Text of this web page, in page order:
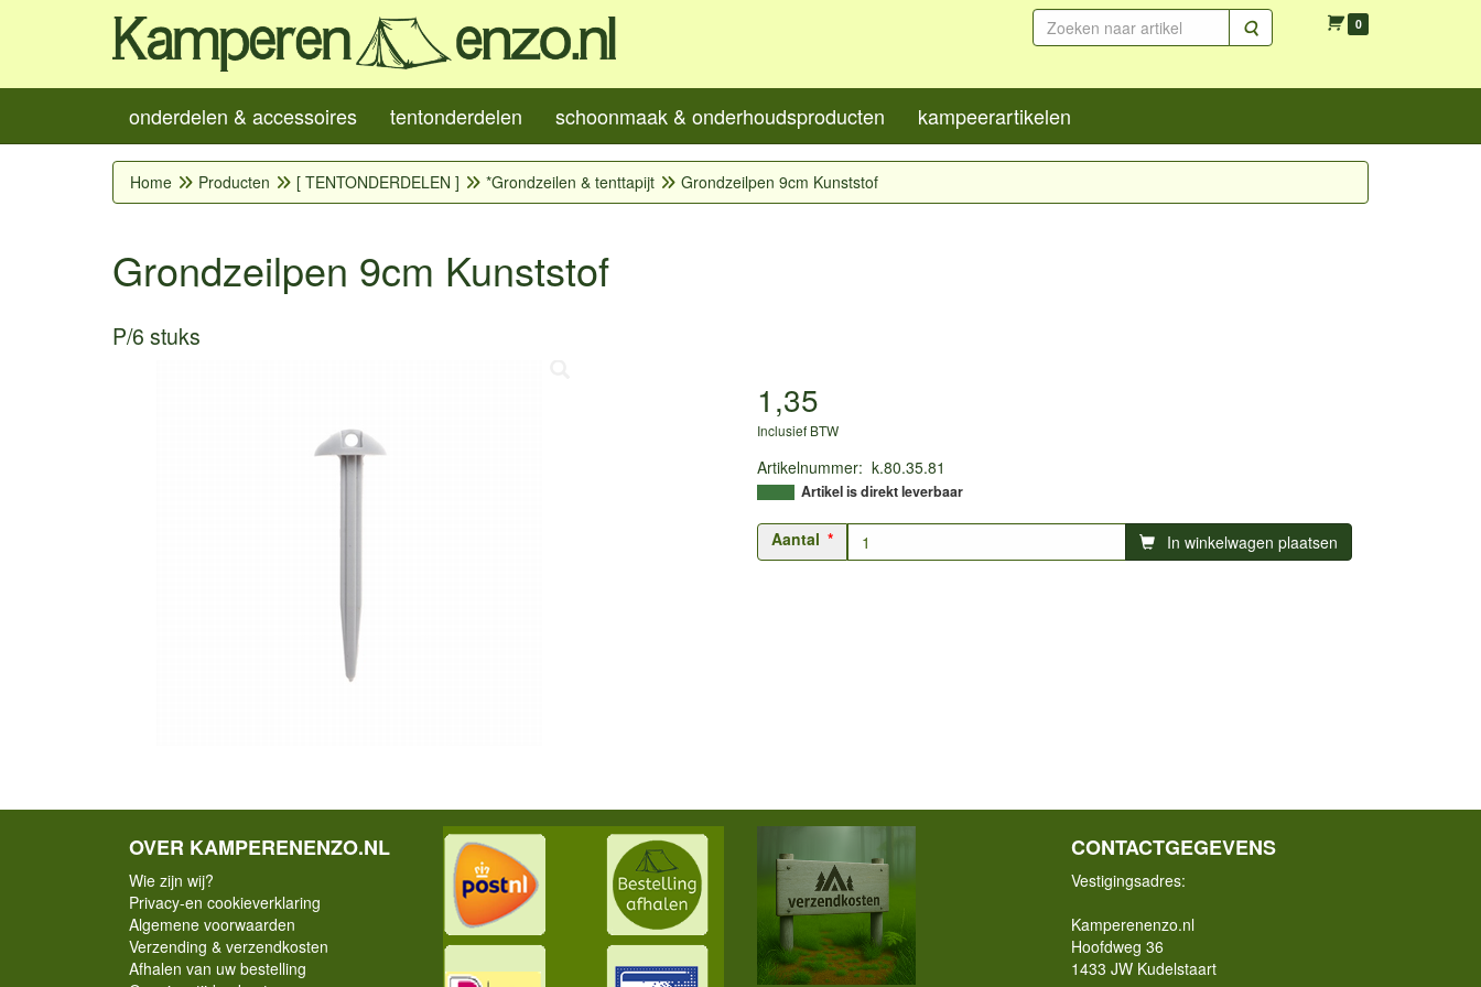
Zoeken 0
onderdelen & accessoires tentonderdelen schoonmaak & onderhoudsproducten kampeerartikelen
Home Producten [ TENTONDERDELEN ] *Grondzeilen & tenttapijt Grondzeilpen 9cm Kunststof
Grondzeilpen 9cm Kunststof
P/6 stuks
1,35
Inclusief BTW
Artikelnummer: k.80.35.81
Artikel is direkt leverbaar
Aantal In winkelwagen plaatsen
OVER KAMPERENENZO.NL
Wie zijn wij?
Privacy-en cookieverklaring
Algemene voorwaarden
Verzending & verzendkosten
Afhalen van uw bestelling
CONTACTGEGEVENS
Vestigingsadres:
Kamperenenzo.nl
Hoofdweg 36
1433 JW Kudelstaart